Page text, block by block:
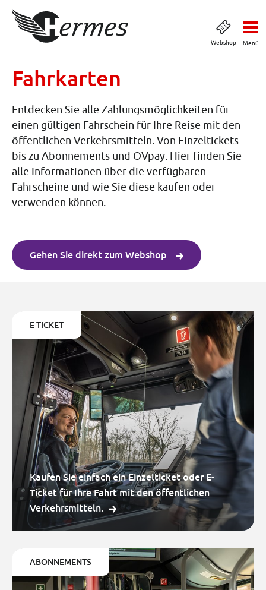
Webshop Menü
Fahrkarten
Entdecken Sie alle Zahlungsmöglichkeiten für
einen gültigen Fahrschein für Ihre Reise mit den
öffentlichen Verkehrsmitteln. Von Einzeltickets
bis zu Abonnements und OVpay. Hier finden Sie
alle Informationen über die verfügbaren
Fahrscheine und wie Sie diese kaufen oder
verwenden können.
Gehen Sie direkt zum Webshop
E-TICKET
Kaufen Sie einfach ein Einzelticket oder E-
Ticket für Ihre Fahrt mit den öffentlichen
Verkehrsmitteln.
ABONNEMENTS